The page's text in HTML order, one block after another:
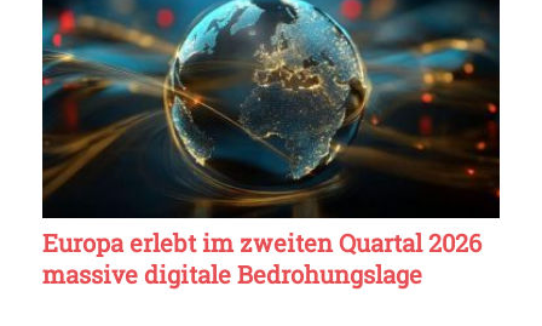
Europa erlebt im zweiten Quartal 2026
massive digitale Bedrohungslage